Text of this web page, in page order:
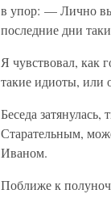
в упор: — Лично вы
последние дни
Я чувствовал, как
такие идиоты, или
Беседа
Старательным,
Иваном.
Поближе к